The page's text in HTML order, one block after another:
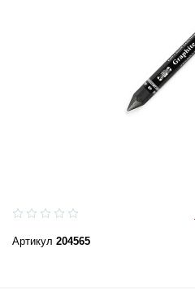
Артикул 204565